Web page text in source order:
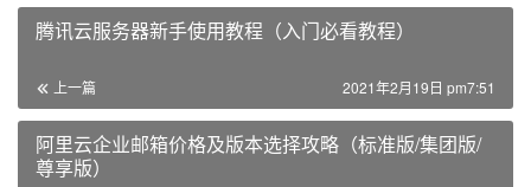
腾讯云服务器新手使用教程（入门必看教程）
上一篇 2021年2月19日 pm7:51
阿里云企业邮箱价格及版本选择攻略（标准版/集团版/
尊享版）